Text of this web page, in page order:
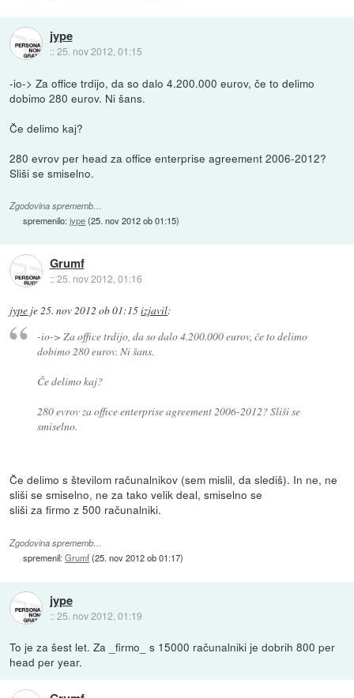
jype
::25. nov 2012, 01:15
-io-> Za office trdijo, da so dalo 4.200.000 eurov, če to delimo
dobimo 280 eurov. Ni šans.
Če delimo kaj?
280 evrov per head za office enterprise agreement 2006-2012?
Sliši se smiselno.
Zgodovina sprememb…
spremenilo:jype(25. nov 2012 ob 01:15)
Grumf
::25. nov 2012, 01:16
jype je25. nov 2012 ob 01:15izjavil:
-io-> Za office trdijo, da so dalo 4.200.000 eurov, če to delimo
dobimo 280 eurov. Ni šans.
Če delimo kaj?
280 evrov za office enterprise agreement 2006-2012? Sliši se
smiselno.
Če delimo s številom računalnikov (sem mislil, da slediš). In ne, ne
sliši se smiselno, ne za tako velik deal, smiselno se
sliši za firmo z 500 računalniki.
Zgodovina sprememb…
spremenil:Grumf(25. nov 2012 ob 01:17)
jype
::25. nov 2012, 01:19
To je za šest let. Za _firmo_ s 15000 računalniki je dobrih 800 per
head per year.